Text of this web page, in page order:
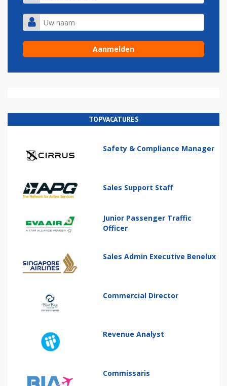
TOPVACATURES
Safety & Compliance Manager
Sales Support Staff
Junior Passenger Traffic
Officer
Sales Admin Executive Benelux
Commercial Director
Revenue Analyst
Commissaris